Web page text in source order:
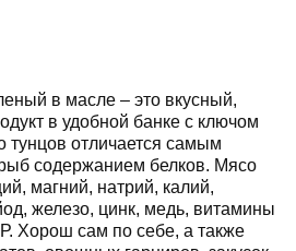
в масле – это вкусный,
в удобной банке с ключом
тунцов отличается самым
содержанием белков. Мясо
магний, натрий, калий,
железо, цинк, медь, витамины
Хорош сам по себе, а также